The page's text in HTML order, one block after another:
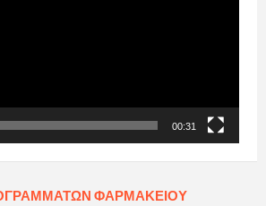
00:31
ΦΑΡΜΑΚΕΊΟΥ